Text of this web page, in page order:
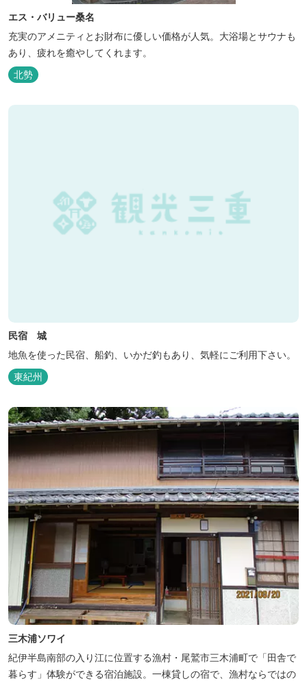
エス・バリュー桑名
充実のアメニティとお財布に優しい価格が人気。大浴場とサウナも
あり、疲れを癒やしてくれます。
北勢
民宿 城
地魚を使った民宿、船釣、いかだ釣もあり、気軽にご利用下さい。
東紀州
三木浦ソワイ
紀伊半島南部の入り江に位置する漁村・尾鷲市三木浦町で「田舎で
暮らす」体験ができる宿泊施設。一棟貸しの宿で、漁村ならではの